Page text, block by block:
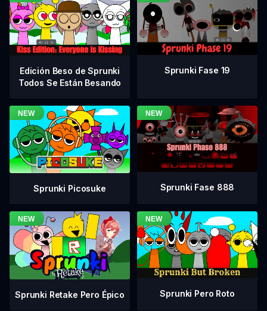
Edición Beso de Sprunki
Todos Se Están Besando
Sprunki Fase 19
Sprunki Picosuke Sprunki Fase 888
Sprunki Retake Pero Épico Sprunki Pero Roto